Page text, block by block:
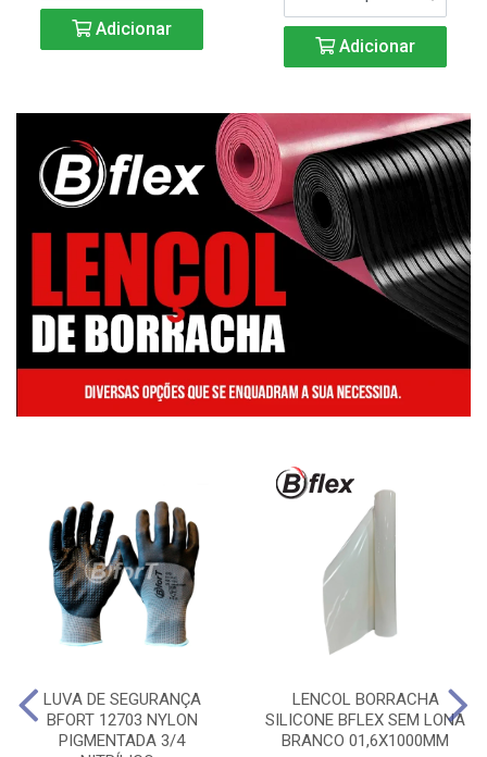
Adicionar
Adicionar
LUVA DE SEGURANÇA
BFORT 12703 NYLON
PIGMENTADA 3/4
LENCOL BORRACHA
SILICONE BFLEX SEM LONA
BRANCO 01,6X1000MM